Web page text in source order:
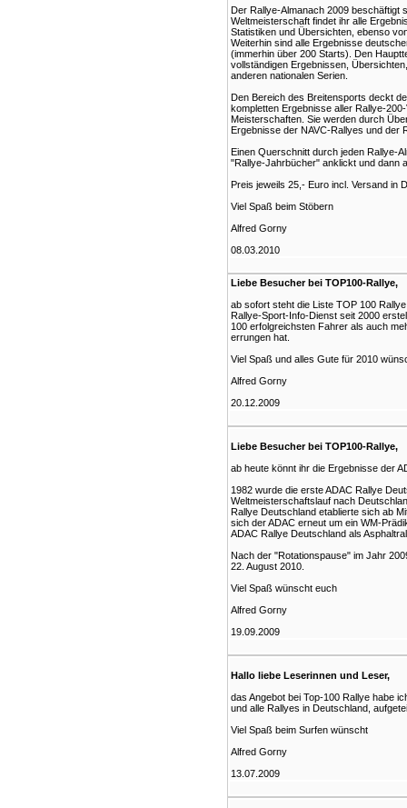
Der Rallye-Almanach 2009 beschäftigt
Weltmeisterschaft findet ihr alle
Statistiken und Übersichten, ebenso
Weiterhin sind alle Ergebnisse
(immerhin über 200 Starts). Den
vollständigen Ergebnissen,
anderen nationalen Serien.
Den Bereich des Breitensports deckt
kompletten Ergebnisse aller Rallye-
Meisterschaften. Sie werden durch
Ergebnisse der NAVC-Rallyes und der
Einen Querschnitt durch jeden Rallye-
"Rallye-Jahrbücher" anklickt und dann
Preis jeweils 25,- Euro incl. Versand in
Viel Spaß beim Stöbern
Alfred Gorny
08.03.2010
Liebe Besucher bei TOP100-Rallye,
ab sofort steht die Liste TOP 100
Rallye-Sport-Info-Dienst seit 2000
100 erfolgreichsten Fahrer als auch
errungen hat.
Viel Spaß und alles Gute für 2010
Alfred Gorny
20.12.2009
Liebe Besucher bei TOP100-Rallye,
ab heute könnt ihr die Ergebnisse der
1982 wurde die erste ADAC Rallye
Weltmeisterschaftslauf nach
Rallye Deutschland etablierte sich ab
sich der ADAC erneut um ein WM-
ADAC Rallye Deutschland als
Nach der "Rotationspause" im Jahr
22. August 2010.
Viel Spaß wünscht euch
Alfred Gorny
19.09.2009
Hallo liebe Leserinnen und Leser,
das Angebot bei Top-100 Rallye habe
und alle Rallyes in Deutschland,
Viel Spaß beim Surfen wünscht
Alfred Gorny
13.07.2009